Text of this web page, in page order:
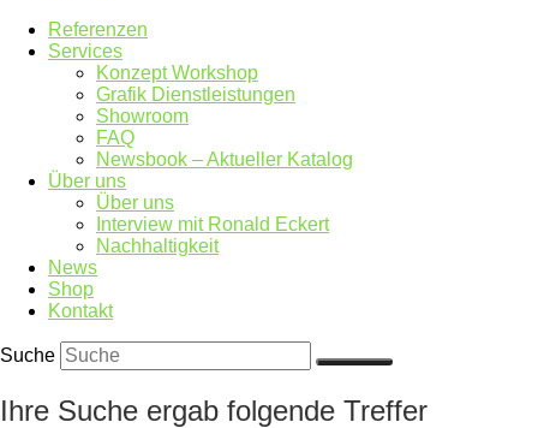
Referenzen
Services
Konzept Workshop
Grafik Dienstleistungen
Showroom
FAQ
Newsbook – Aktueller Katalog
Über uns
Über uns
Interview mit Ronald Eckert
Nachhaltigkeit
News
Shop
Kontakt
Suche
Ihre Suche ergab folgende Treffer